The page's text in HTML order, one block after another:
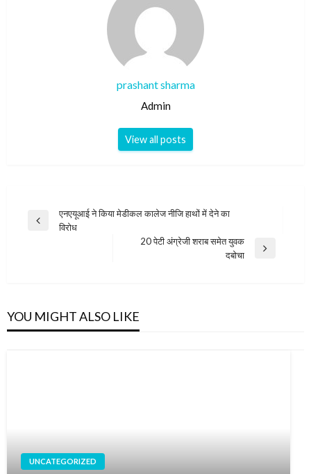
prashant sharma
Admin
View all posts
Post
navigation
Previous
एनएयूआई ने किया मेडीकल कालेज नीजि हाथों में देने का
विरोध
20 पेटी अंग्रेजी शराब समेत युवक
दबोचा
YOU MIGHT ALSO LIKE
UNCATEGORIZED